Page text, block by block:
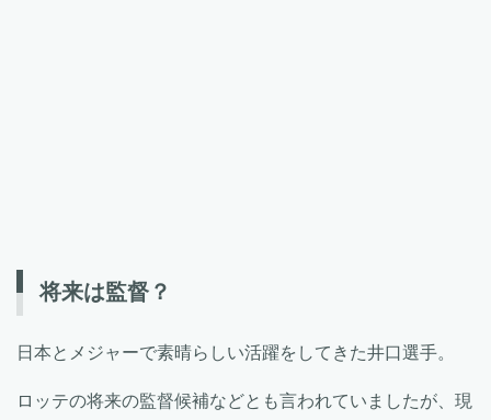
将来は監督？
日本とメジャーで素晴らしい活躍をしてきた井口選手。
ロッテの将来の監督候補などとも言われていましたが、現